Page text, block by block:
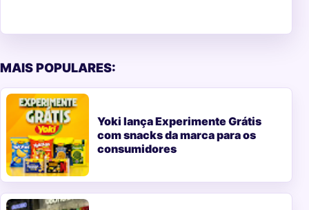
MAIS POPULARES:
Yoki lança Experimente Grátis
com snacks da marca para os
consumidores